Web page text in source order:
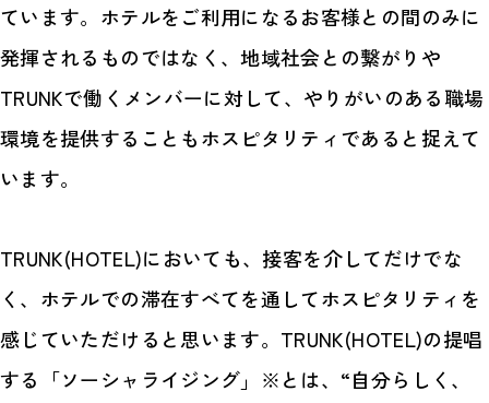
ています。ホテルをご利用になるお客様との間のみに
発揮されるものではなく、地域社会との繋がりや
TRUNKで働くメンバーに対して、やりがいのある職場
環境を提供することもホスピタリティであると捉えて
います。
TRUNK(HOTEL)においても、接客を介してだけでな
く、ホテルでの滞在すべてを通してホスピタリティを
感じていただけると思います。TRUNK(HOTEL)の提唱
する「ソーシャライジング」※とは、“自分らしく、